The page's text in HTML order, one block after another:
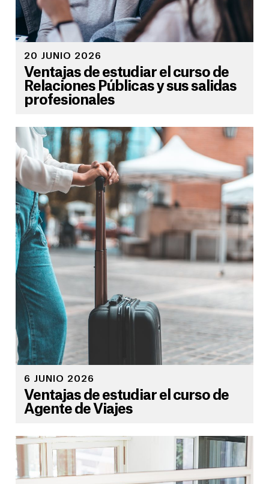
20 JUNIO 2026
Ventajas de estudiar el curso de
Relaciones Públicas y sus salidas
profesionales
6 JUNIO 2026
Ventajas de estudiar el curso de
Agente de Viajes